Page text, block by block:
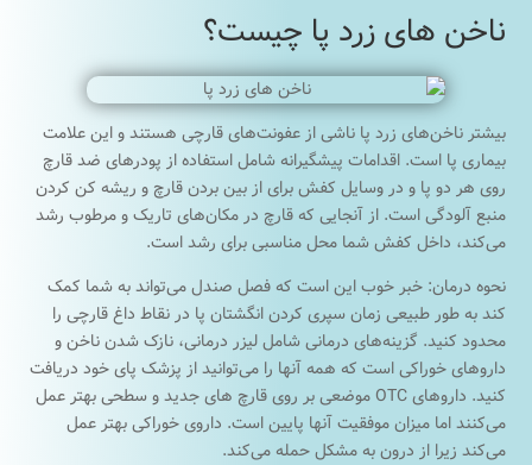
ناخن های زرد پا چیست؟
بیشتر ناخن‌های زرد پا ناشی از عفونت‌های قارچی هستند و این علامت
بیماری‌ پا است. اقدامات پیشگیرانه شامل استفاده از پودرهای ضد قارچ
روی هر دو پا و در وسایل کفش برای از بین بردن قارچ و ریشه کن کردن
منبع آلودگی است. از آنجایی که قارچ در مکان‌های تاریک و مرطوب رشد
می‌کند، داخل کفش شما محل مناسبی برای رشد است.
نحوه درمان: خبر خوب این است که فصل صندل می‌تواند به شما کمک
کند به طور طبیعی زمان سپری کردن انگشتان پا در نقاط داغ قارچی را
محدود کنید. گزینه‌های درمانی شامل لیزر درمانی، نازک شدن ناخن و
داروهای خوراکی است که همه آنها را می‌توانید از پزشک پای خود دریافت
کنید. داروهای OTC موضعی بر روی قارچ های جدید و سطحی بهتر عمل
می‌کنند اما میزان موفقیت آنها پایین است. داروی خوراکی بهتر عمل
می‌کند زیرا از درون به مشکل حمله می‌کند.